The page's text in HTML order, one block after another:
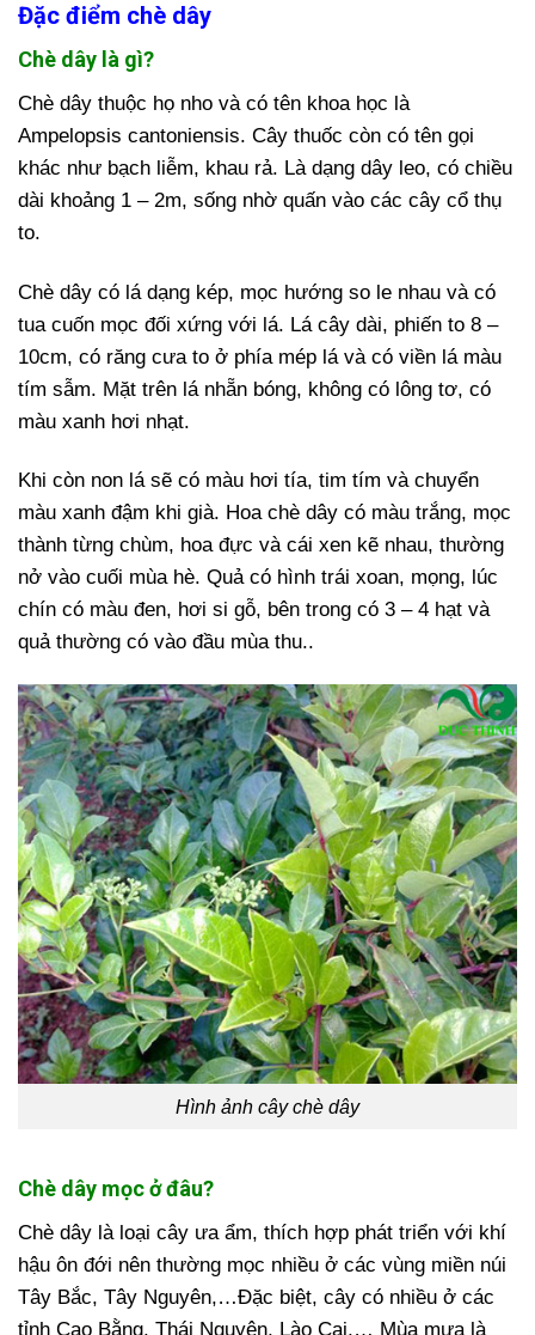
Đặc điểm chè dây
Chè dây là gì?
Chè dây thuộc họ nho và có tên khoa học là
Ampelopsis cantoniensis. Cây thuốc còn có tên gọi
khác như bạch liễm, khau rả. Là dạng dây leo, có chiều
dài khoảng 1 – 2m, sống nhờ quấn vào các cây cổ thụ
to.
Chè dây có lá dạng kép, mọc hướng so le nhau và có
tua cuốn mọc đối xứng với lá. Lá cây dài, phiến to 8 –
10cm, có răng cưa to ở phía mép lá và có viền lá màu
tím sẫm. Mặt trên lá nhẵn bóng, không có lông tơ, có
màu xanh hơi nhạt.
Khi còn non lá sẽ có màu hơi tía, tim tím và chuyển
màu xanh đậm khi già. Hoa chè dây có màu trắng, mọc
thành từng chùm, hoa đực và cái xen kẽ nhau, thường
nở vào cuối mùa hè. Quả có hình trái xoan, mọng, lúc
chín có màu đen, hơi si gỗ, bên trong có 3 – 4 hạt và
quả thường có vào đầu mùa thu..
Hình ảnh cây chè dây
Chè dây mọc ở đâu?
Chè dây là loại cây ưa ẩm, thích hợp phát triển với khí
hậu ôn đới nên thường mọc nhiều ở các vùng miền núi
Tây Bắc, Tây Nguyên,…Đặc biệt, cây có nhiều ở các
tỉnh Cao Bằng, Thái Nguyên, Lào Cai,… Mùa mưa là